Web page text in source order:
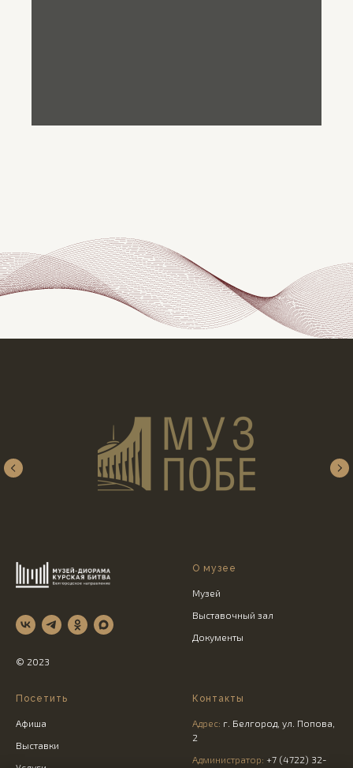
© 2023
О музее
Музей
Выставочный зал
Документы
Посетить
Афиша
Выставки
Контакты
Адрес: г. Белгород, ул. Попова,
2
Администратор: +7 (4722) 32-